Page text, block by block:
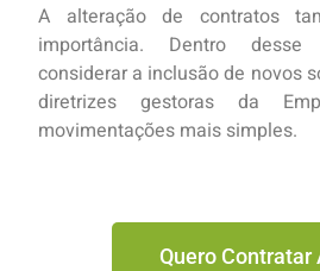
A alteração de contratos
importância. Dentro desse
considerar a inclusão de novos
diretrizes gestoras da
movimentações mais simples.
Quero Contratar